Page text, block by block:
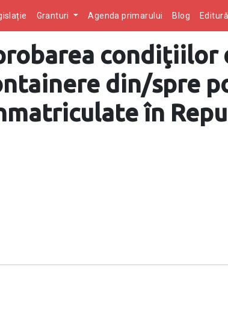
Granturi Agenda primarului Blog Editură
condiţiilor
din/spre
în